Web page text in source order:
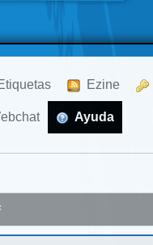
Ezine
Ayuda